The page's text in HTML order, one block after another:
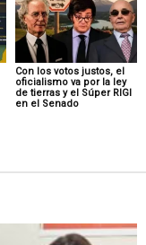
Con los votos justos, el
oficialismo va por la ley
de tierras y el Súper RIGI
en el Senado